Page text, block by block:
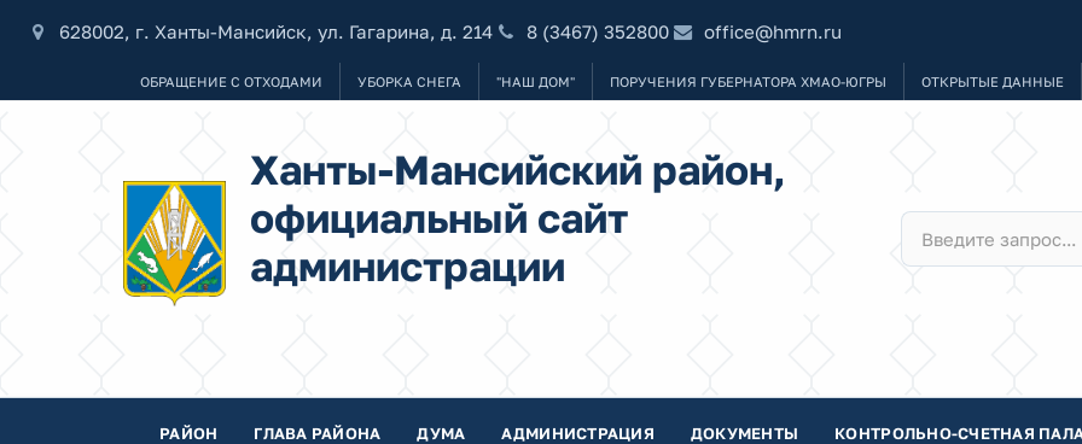
628002, г. Ханты-Мансийск, ул. Гагарина, д. 214 8 (3467) 352800 office@hmrn.ru
ОБРАЩЕНИЕ С ОТХОДАМИ УБОРКА СНЕГА "НАШ ДОМ" ПОРУЧЕНИЯ ГУБЕРНАТОРА ХМАО-ЮГРЫ ОТКРЫТЫЕ ДАННЫЕ
Ханты-Мансийский район,
официальный сайт
администрации
РАЙОН ГЛАВА РАЙОНА ДУМА АДМИНИСТРАЦИЯ ДОКУМЕНТЫ КОНТРОЛЬНО-СЧЕТНАЯ